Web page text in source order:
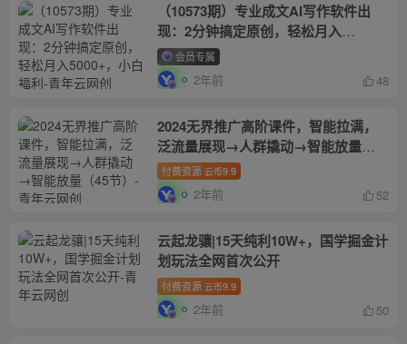
（10573期）专业成文AI写作软件出
现：2分钟搞定原创，轻松月入
5000+，小白福利
会员专属
2年前 48
2024无界推广高阶课件，智能拉满，
泛流量展现→人群撬动→智能放量
（45节）
付费资源 云币9.9
2年前 52
云起龙骧|15天纯利10W+，国学掘金计
划玩法全网首次公开
付费资源 云币9.9
2年前 50